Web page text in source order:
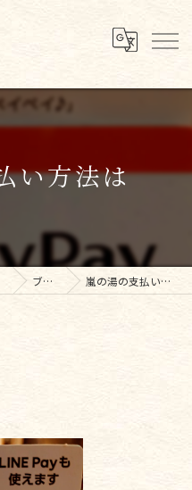
い方法は
ブログ 嵐の湯の支払い方法は